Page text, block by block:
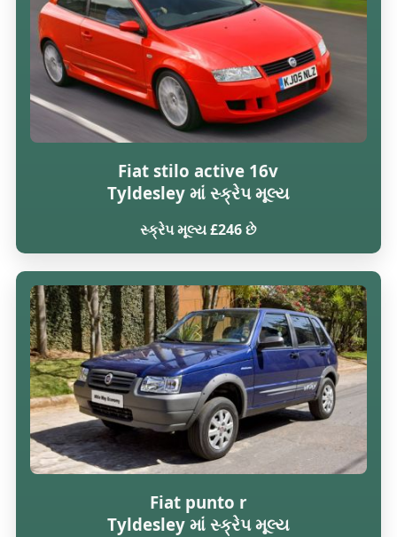
Fiat stilo active 16v
Tyldesley માં સ્ક્રેપ મૂલ્ય
સ્ક્રેપ મૂલ્ય £246 છે
Fiat punto r
Tyldesley માં સ્ક્રેપ મૂલ્ય